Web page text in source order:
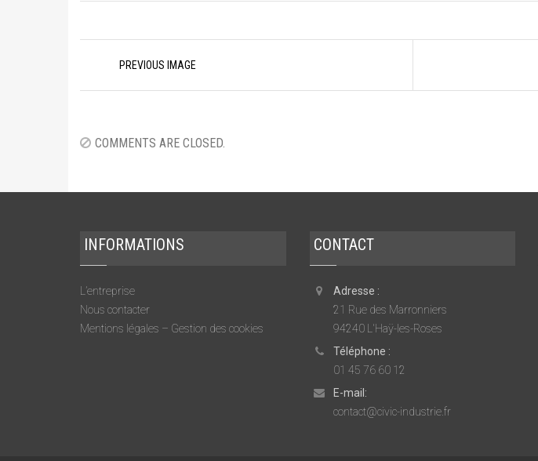
navigationPREVIOUS IMAGE
COMMENTS ARE CLOSED.
INFORMATIONS
L’entreprise
Nous contacter
Mentions légales – Gestion des cookies
CONTACT
Adresse :
21 Rue des Marronniers
94240 L'Haÿ-les-Roses
Téléphone :
01 45 76 60 12
E-mail:
contact@civic-industrie.fr